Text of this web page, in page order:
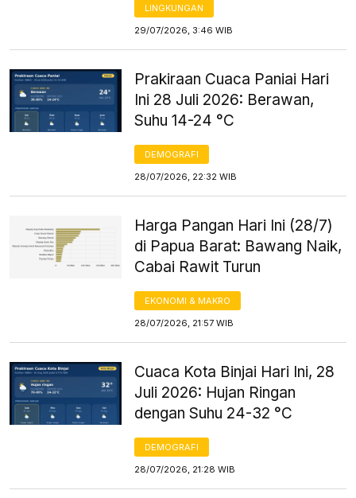
LINGKUNGAN
29/07/2026, 3:46 WIB
Prakiraan Cuaca Paniai Hari
Ini 28 Juli 2026: Berawan,
Suhu 14-24 °C
DEMOGRAFI
28/07/2026, 22:32 WIB
Harga Pangan Hari Ini (28/7)
di Papua Barat: Bawang Naik,
Cabai Rawit Turun
EKONOMI & MAKRO
28/07/2026, 21:57 WIB
Cuaca Kota Binjai Hari Ini, 28
Juli 2026: Hujan Ringan
dengan Suhu 24-32 °C
DEMOGRAFI
28/07/2026, 21:28 WIB